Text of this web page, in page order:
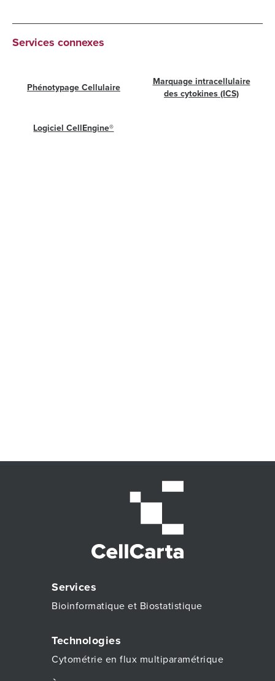
Services connexes
Phénotypage Cellulaire
Marquage intracellulaire
des cytokines (ICS)
Logiciel CellEngine®
Services
Bioinformatique et Biostatistique
Technologies
Cytométrie en flux multiparamétrique